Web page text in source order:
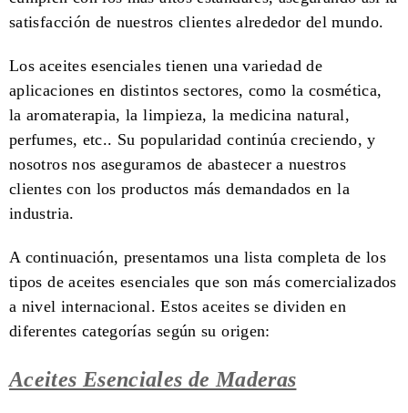
satisfacción de nuestros clientes alrededor del mundo.
Los aceites esenciales tienen una variedad de
aplicaciones en distintos sectores, como la cosmética,
la aromaterapia, la limpieza, la medicina natural,
perfumes, etc.. Su popularidad continúa creciendo, y
nosotros nos aseguramos de abastecer a nuestros
clientes con los productos más demandados en la
industria.
A continuación, presentamos una lista completa de los
tipos de aceites esenciales que son más comercializados
a nivel internacional. Estos aceites se dividen en
diferentes categorías según su origen:
Aceites Esenciales de Maderas